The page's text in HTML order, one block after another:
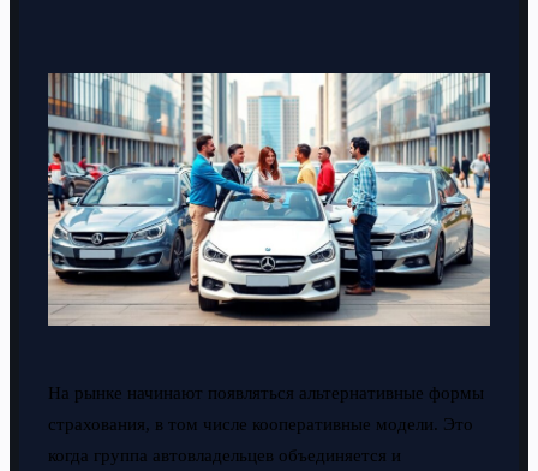
На рынке начинают появляться альтернативные формы
страхования, в том числе кооперативные модели. Это
когда группа автовладельцев объединяется и